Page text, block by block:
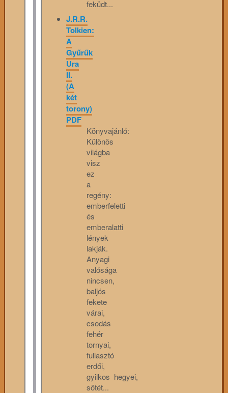
feküdt...
J.R.R.
Tolkien:
A
Gyűrűk
Ura
II.
(A
két
torony)
PDF
Könyvajánló:
Különös
világba
visz
ez
a
regény:
emberfeletti
és
emberalatti
lények
lakják.
Anyagi
valósága
nincsen,
baljós
fekete
várai,
csodás
fehér
tornyai,
fullasztó
erdői,
gyilkos hegyei,
sötét...